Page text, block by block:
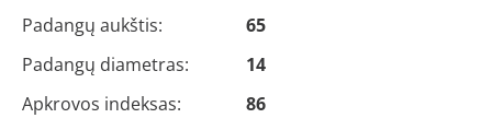
Padangų aukštis:
65
Padangų diametras:
14
Apkrovos indeksas:
86